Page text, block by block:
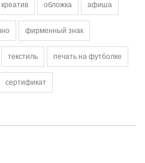
креатив обложка афиша
фирменный знак
текстиль печать на футболке
сертификат